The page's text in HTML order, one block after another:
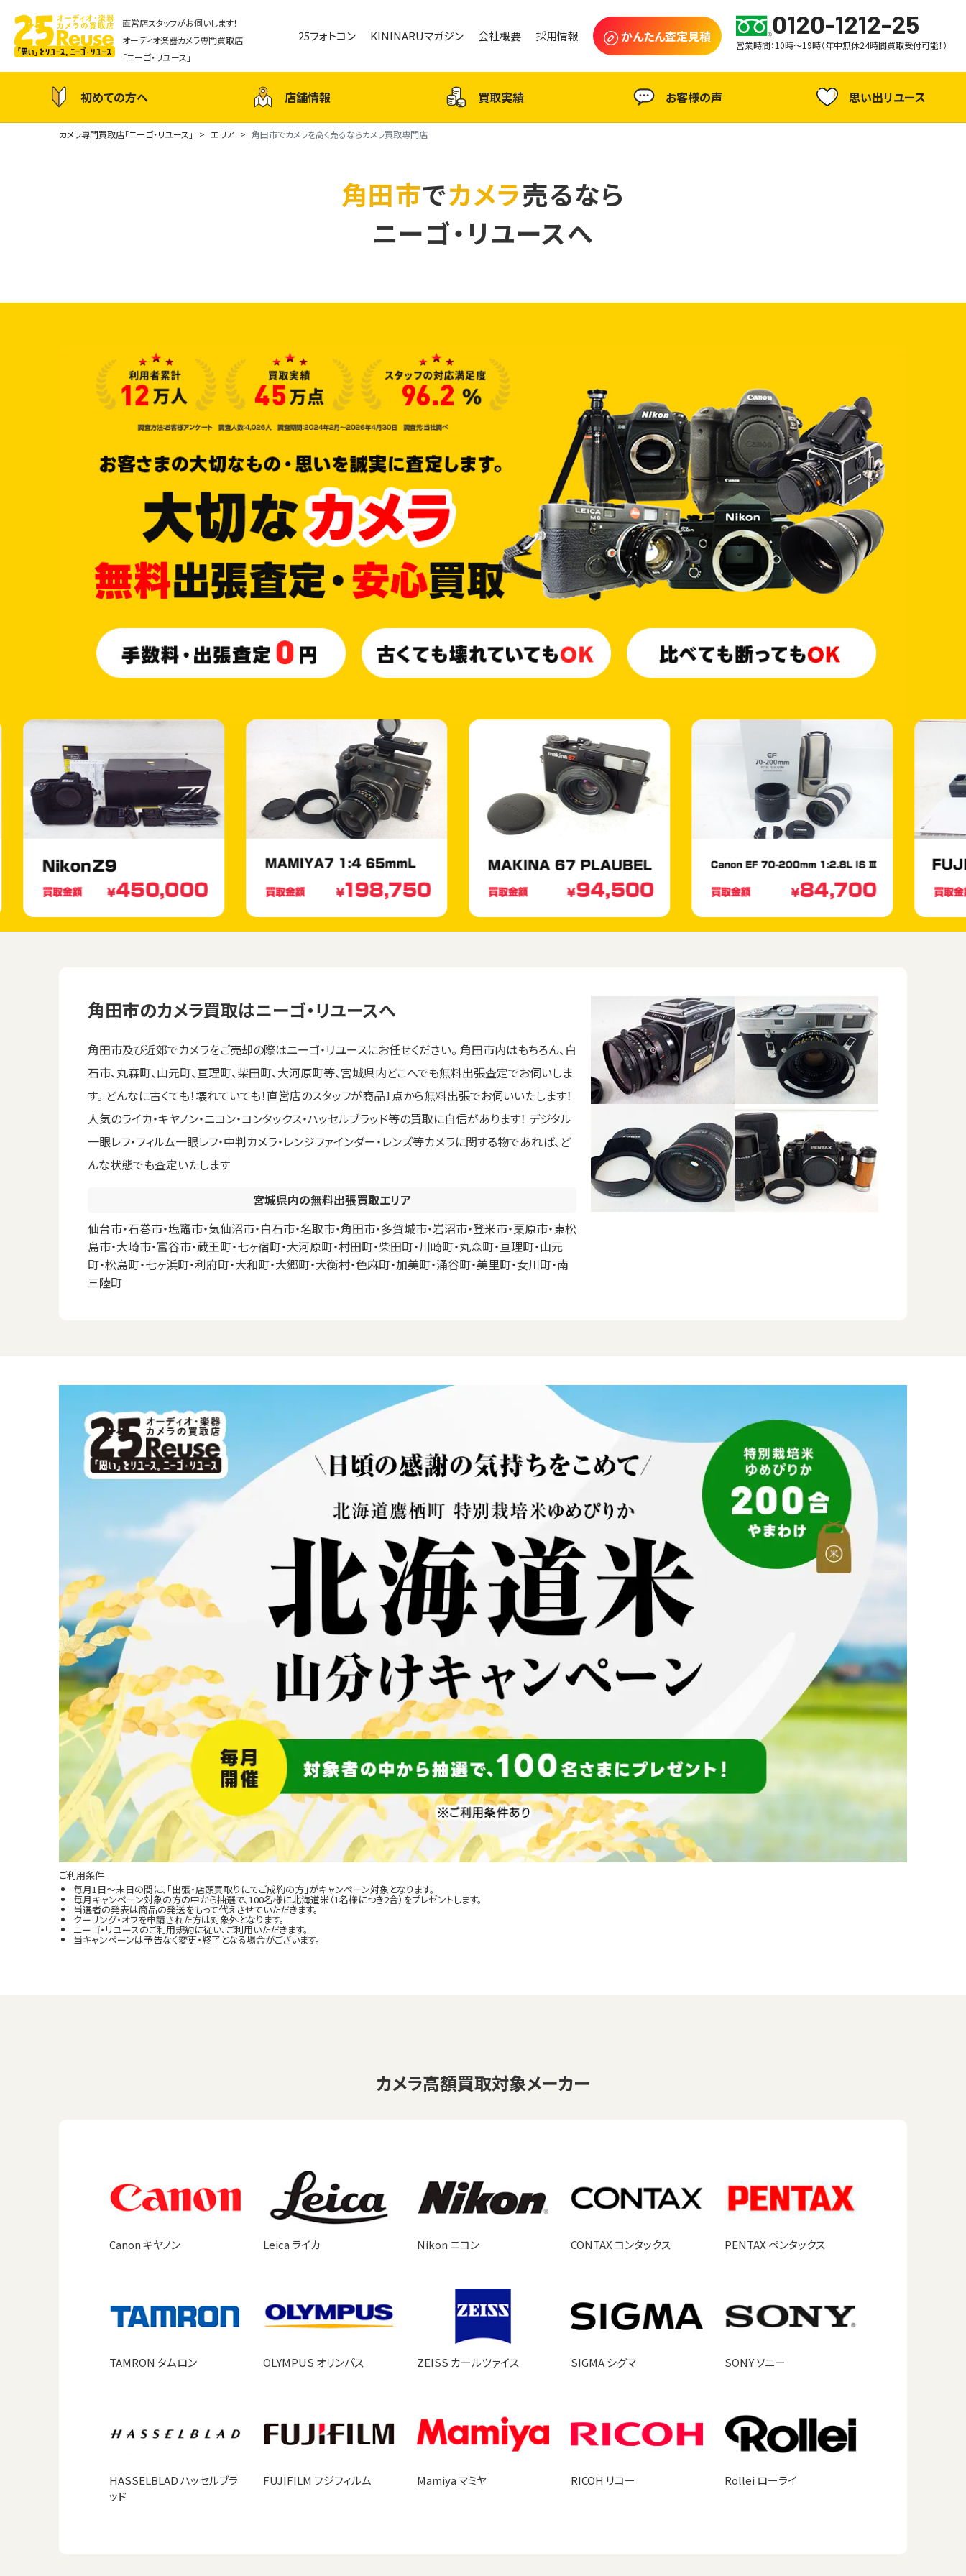
直営店スタッフがお伺いします！
オーディオ楽器カメラ専門買取店
「ニーゴ・リユース」
25フォトコン KININARUマガジン 会社概要 採用情報 かんたん査定見積 0120-1212-25
営業時間：10時～19時（年中無休24時間買取受付可能！）
初めての方へ 店舗情報 買取実績 お客様の声 思い出リユース
カメラ専門買取店「ニーゴ・リユース」 エリア 角田市でカメラを高く売るならカメラ買取専門店
角田市でカメラ売るなら
ニーゴ・リユースへ
角田市のカメラ買取はニーゴ・リユースへ
角田市及び近郊でカメラをご売却の際はニーゴ・リユースにお任せください。 角田市内はもちろん、白
石市、丸森町、山元町、亘理町、柴田町、大河原町等、宮城県内どこへでも無料出張査定でお伺いしま
す。 どんなに古くても！壊れていても！直営店のスタッフが商品1点から無料出張でお伺いいたします！
人気のライカ・キヤノン・ニコン・コンタックス・ハッセルブラッド等の買取に自信があります！ デジタル
一眼レフ・フィルム一眼レフ・中判カメラ・レンジファインダー・レンズ等カメラに関する物であれば、ど
んな状態でも査定いたします
宮城県内の無料出張買取エリア
仙台市・石巻市・塩竈市・気仙沼市・白石市・名取市・角田市・多賀城市・岩沼市・登米市・栗原市・東松
島市・大崎市・富谷市・蔵王町・七ヶ宿町・大河原町・村田町・柴田町・川崎町・丸森町・亘理町・山元
町・松島町・七ヶ浜町・利府町・大和町・大郷町・大衡村・色麻町・加美町・涌谷町・美里町・女川町・南
三陸町
ご利用条件
毎月1日～末日の間に、「出張・店頭買取りにてご成約の方」がキャンペーン対象となります。
毎月キャンペーン対象の方の中から抽選で、100名様に北海道米（1名様につき2合）をプレゼントします。
当選者の発表は商品の発送をもって代えさせていただきます。
クーリング・オフを申請された方は対象外となります。
ニーゴ・リユースのご利用規約に従い、ご利用いただきます。
当キャンペーンは予告なく変更・終了となる場合がございます。
カメラ高額買取対象メーカー
Canon キヤノン Leica ライカ Nikon ニコン CONTAX コンタックス PENTAX ペンタックス
TAMRON タムロン OLYMPUS オリンパス ZEISS カールツァイス SIGMA シグマ SONY ソニー
HASSELBLAD ハッセルブラ
ッド
FUJIFILM フジフィルム Mamiya マミヤ RICOH リコー Rollei ローライ